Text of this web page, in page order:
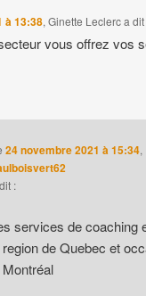
à 13:38,Ginette Leclerca
vous offrez vos
24 novembre 2021 à 15:34,
:
services de coaching
de Quebec et